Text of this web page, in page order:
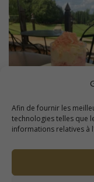
Afin de fournir les
technologies telles que
informations relatives à